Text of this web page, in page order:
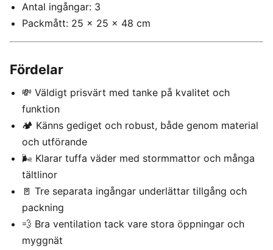
Antal ingångar: 3
Packmått: 25 x 25 x 48 cm
Fördelar
💸 Väldigt prisvärt med tanke på kvalitet och
funktion
🏕️ Känns gediget och robust, både genom material
och utförande
🌬️ Klarar tuffa väder med stormmattor och många
tältlinor
🚪 Tre separata ingångar underlättar tillgång och
packning
💨 Bra ventilation tack vare stora öppningar och
myggnät